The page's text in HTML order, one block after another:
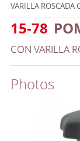
VARILLA
15-78
CON VARILLA
Photos